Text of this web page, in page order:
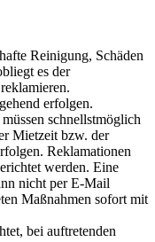
Reinigung, Schäden
es der
erfolgen.
schnellstmöglich
Mietzeit bzw. der
Reklamationen
werden. Eine
nicht per E-Mail
Maßnahmen sofort mit
bei auftretenden